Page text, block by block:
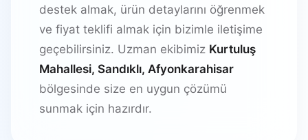
destek almak, ürün detaylarını öğrenmek
ve fiyat teklifi almak için bizimle iletişime
geçebilirsiniz. Uzman ekibimiz Kurtuluş
Mahallesi, Sandıklı, Afyonkarahisar
bölgesinde size en uygun çözümü
sunmak için hazırdır.